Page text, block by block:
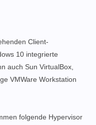
Client-
10 integrierte
auch Sun VirtualBox,
VMWare Workstation
folgende Hypervisor